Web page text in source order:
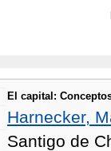
El capital:
Harnecker,
Santigo de